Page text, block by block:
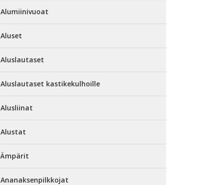
Alumiinivuoat
Aluset
Aluslautaset
Aluslautaset kastikekulhoille
Alusliinat
Alustat
Ämpärit
Ananaksenpilkkojat